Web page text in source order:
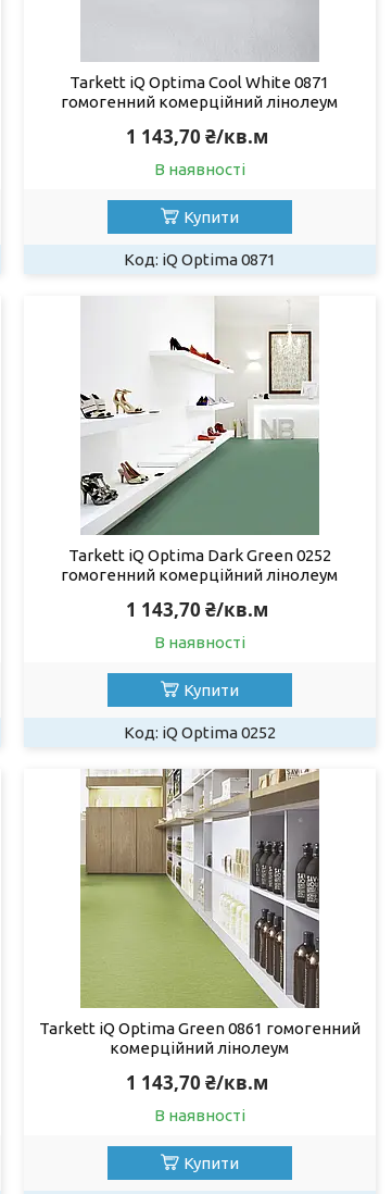
Tarkett iQ Optima Cool White 0871
гомогенний комерційний лінолеум
1 143,70 ₴/кв.м
В наявності
Купити
iQ Optima 0871
Tarkett iQ Optima Dark Green 0252
гомогенний комерційний лінолеум
1 143,70 ₴/кв.м
В наявності
Купити
iQ Optima 0252
Tarkett iQ Optima Green 0861 гомогенний
комерційний лінолеум
1 143,70 ₴/кв.м
В наявності
Купити